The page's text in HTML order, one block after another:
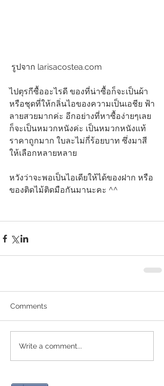
รูปจาก larisacostea.com
ไปตุรกีซื้ออะไรดี ของที่น่าซื้อก็จะเป็นผ้า
หรือชุดที่ให้กลิ่นไอของความเป็นเอชีย ฟ้า
ลายสวยมากค่ะ อีกอย่างที่หาซื้อง่ายๆเลย
ก็จะเป็นหมวกหนังค่ะ เป็นหมวกหนังแท้
ราคาถูกมาก ใบละไม่กี่ร้อยบาท ซึ่งมาสี
ให้เลือกหลายหลาย
หวังว่าจะพอเป็นไอเดียให้ได้ของฝาก หรือ
ของติดไม้ติดมือกันมานะคะ ^^
Comments
Write a comment...